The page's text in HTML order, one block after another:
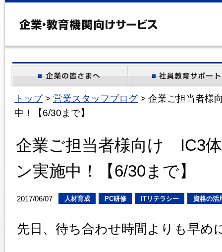
トップ> 営業スタッフブログ> 企業ご担当者様
中！【6/30まで】
企業ご担当者様向け IC3
ン実施中！【6/30まで】
2017/06/07 人材育成 PC研修 ITリテラシー 資格の活
先日、待ち合わせ時間よりも早め